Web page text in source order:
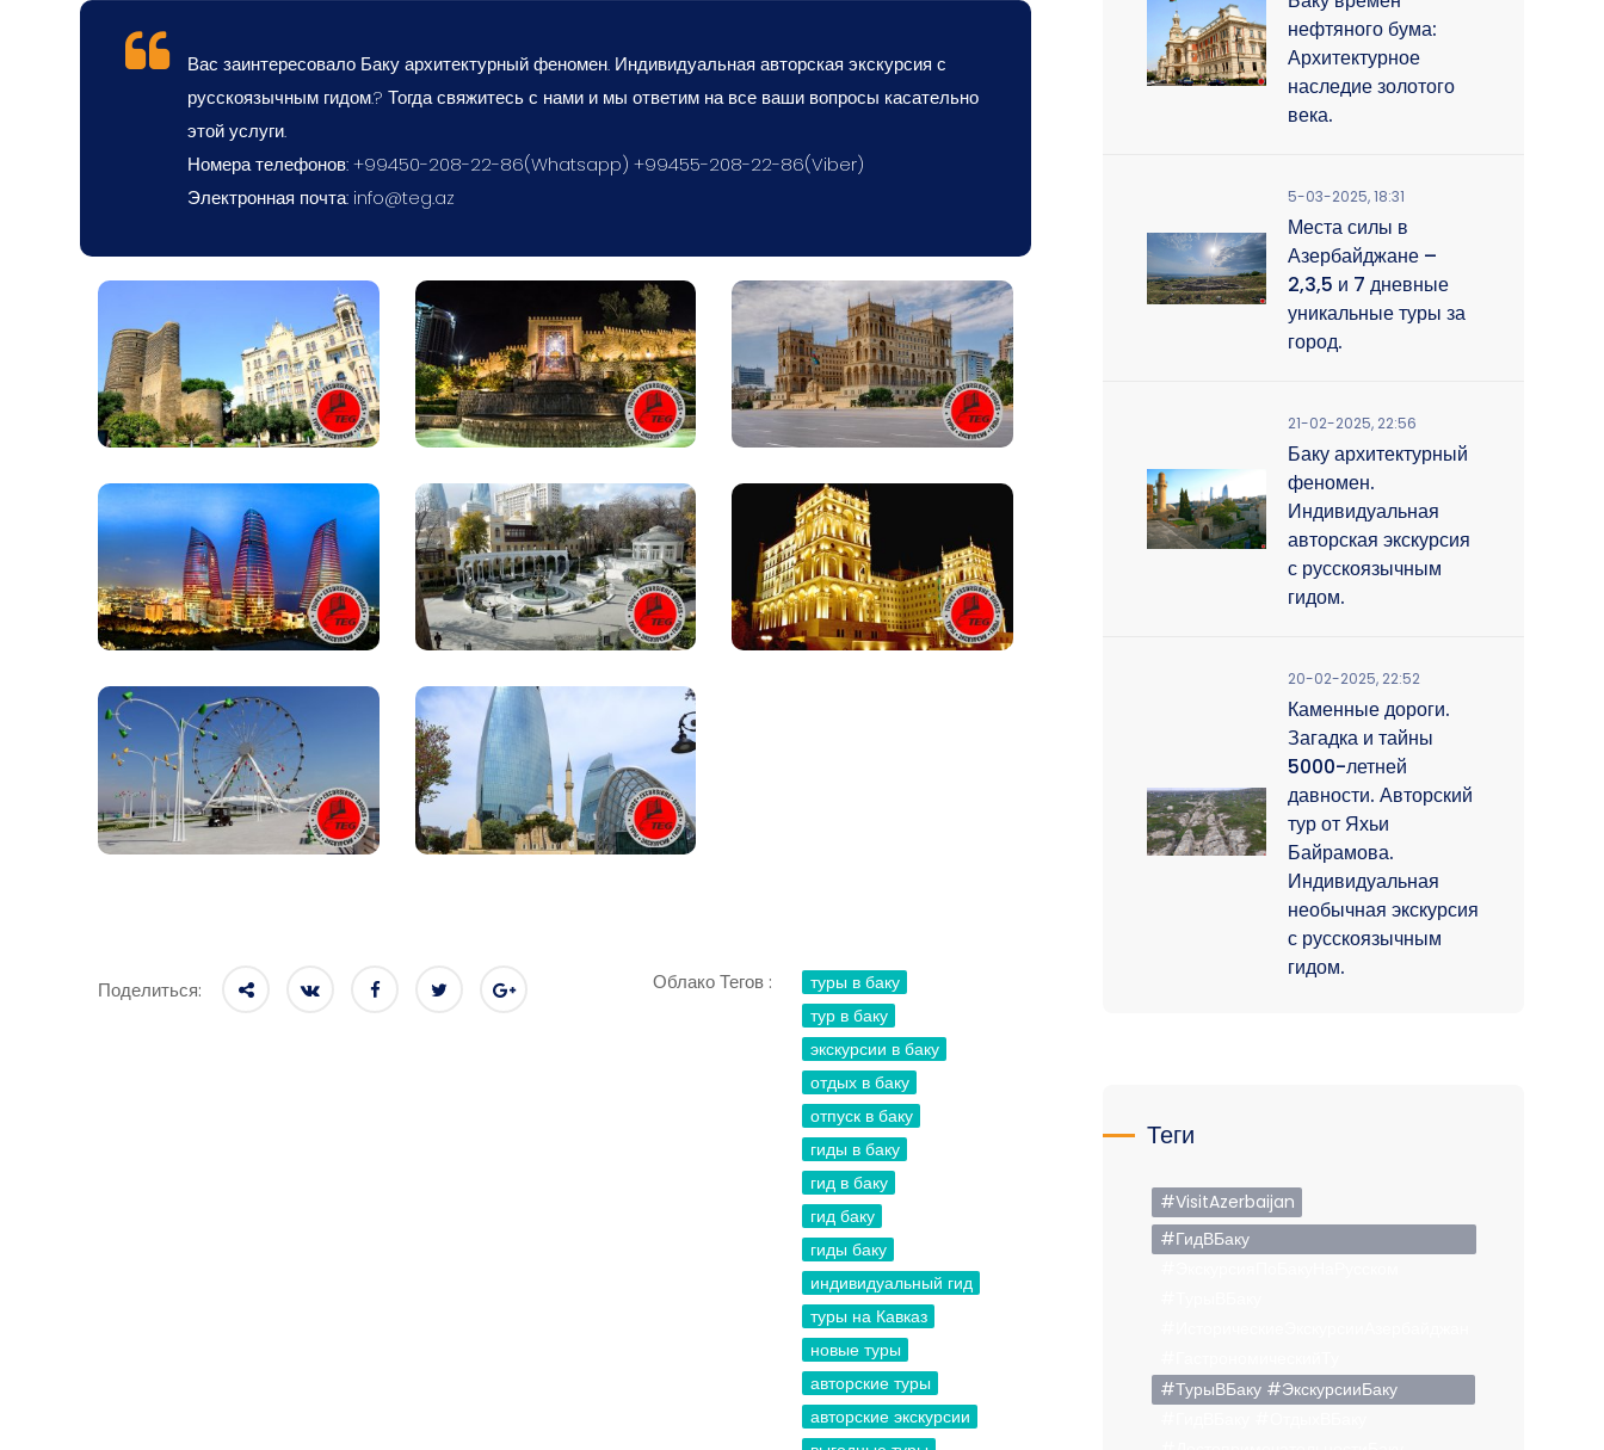
Вас заинтересовало Баку архитектурный феномен. Индивидуальная авторская экскурсия с
русскоязычным гидом.? Тогда свяжитесь с нами и мы ответим на все ваши вопросы касательно
этой услуги.
Номера телефонов: +99450-208-22-86(Whatsapp) +99455-208-22-86(Viber)
Электронная почта: info@teg.az
Поделиться: Облако Тегов :
туры в баку
тур в баку
экскурсии в баку
отдых в баку
отпуск в баку
гиды в баку
гид в баку
гид баку
гиды баку
индивидуальный гид
туры на Кавказ
новые туры
авторские туры
авторские экскурсии
нефтяного бума:
Архитектурное
наследие золотого
века.
5-03-2025, 18:31
Места силы в
Азербайджане –
2,3,5 и 7 дневные
уникальные туры за
город.
21-02-2025, 22:56
Баку архитектурный
феномен.
Индивидуальная
авторская экскурсия
с русскоязычным
гидом.
20-02-2025, 22:52
Каменные дороги.
Загадка и тайны
5000-летней
давности. Авторский
тур от Яхьи
Байрамова.
Индивидуальная
необычная экскурсия
с русскоязычным
гидом.
Теги
#VisitAzerbaijan
#ГидВБаку
#ТурыВБаку #ЭкскурсииБаку